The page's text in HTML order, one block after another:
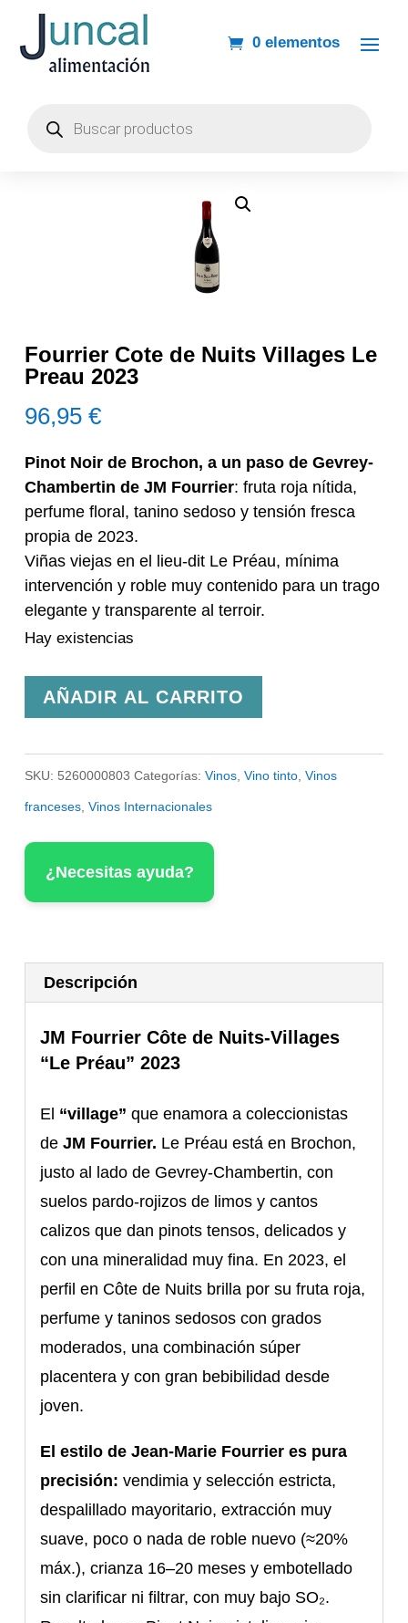
0 elementos
Fourrier Cote de Nuits Villages Le
Preau 2023
96,95€
Pinot Noir de Brochon, a un paso de Gevrey-
Chambertin de JM Fourrier: fruta roja nítida,
perfume floral, tanino sedoso y tensión fresca
propia de 2023.
Viñas viejas en el lieu-dit Le Préau, mínima
intervención y roble muy contenido para un trago
elegante y transparente al terroir.
Hay existencias
Fourrier
Cote
de
Nuits
Villages
Le
Preau
2023
AÑADIR AL CARRITO
SKU: 5260000803 Categorías:Vinos,Vino tinto,Vinos
franceses,Vinos Internacionales
¿Necesitas ayuda?
Descripción
JM Fourrier Côte de Nuits-Villages
“Le Préau” 2023
El “village” que enamora a coleccionistas
deJM Fourrier. Le Préau está en Brochon,
justo al lado de Gevrey-Chambertin, con
suelos pardo-rojizos de limos y cantos
calizos que dan pinots tensos, delicados y
con una mineralidad muy fina. En 2023, el
perfil en Côte de Nuits brilla por su fruta roja,
perfume y taninos sedosos con grados
moderados, una combinación súper
placentera y con gran bebibilidad desde
joven.
El estilo de Jean-Marie Fourrier es pura
precisión: vendimia y selección estricta,
despalillado mayoritario, extracción muy
suave, poco o nada de roble nuevo (≈20%
máx.), crianza 16–20 meses y embotellado
sin clarificar ni filtrar, con muy bajo SO₂.